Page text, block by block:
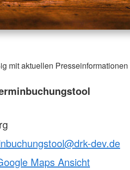
mit aktuellen
dev.de
Maps Ansicht